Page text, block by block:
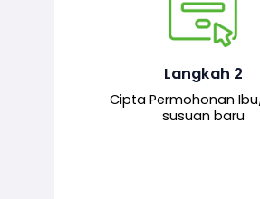
Langkah 2
Cipta Permohonan
susuan baru
Pemohon mengisi
permohonan bagi
baharu melalui